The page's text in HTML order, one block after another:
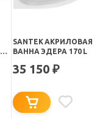
SANTEK АКРИЛОВАЯ
ВАННА ЭДЕРА 170 L
35 150 ₽